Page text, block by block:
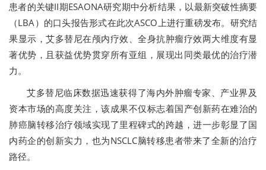
患者的关键II期ESAONA研究期中分析结果，以最新突破性摘要
（LBA）的口头报告形式在此次ASCO上进行重磅发布。研究结
果显示，艾多替尼在颅内疗效、全身抗肿瘤疗效两大维度有显
著优势 ，且获益优势贯穿所有亚组，展现出同类最优的治疗潜
力。
艾多替尼临床数据迅速获得了海内外肿瘤专家、产业界及
资本市场的高度关注，该成果不仅标志着国产创新药在难治的
肺癌脑转移治疗领域实现了里程碑式的跨越，进一步彰显了国
内药企的创新实力，也为NSCLC脑转移患者带来了全新的治疗
路径。